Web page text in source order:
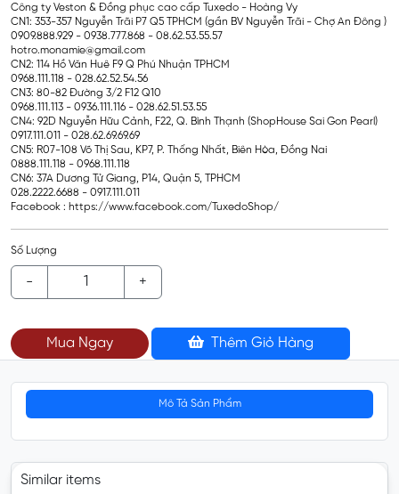
Công ty Veston & Đồng phục cao cấp Tuxedo - Hoàng Vy
CN1: 353-357 Nguyễn Trãi P7 Q5 TPHCM (gần BV Nguyễn Trãi - Chợ An Đông )
0909.888.929 - 0938.777.868 - 08.62.53.55.57
hotro.monamie@gmail.com
CN2: 114 Hồ Văn Huê F9 Q Phú Nhuận TPHCM
0968.111.118 - 028.62.52.54.56
CN3: 80-82 Đường 3/2 F12 Q10
0968.111.113 - 0936.111.116 - 028.62.51.53.55
CN4: 92D Nguyễn Hữu Cảnh, F22, Q. Bình Thạnh (ShopHouse Sai Gon Pearl)
0917.111.011 - 028.62.69.69.69
CN5: R07-108 Võ Thị Sau, KP7, P. Thống Nhất, Biên Hòa, Đồng Nai
0888.111.118 - 0968.111.118
CN6: 37A Dương Tử Giang, P14, Quận 5, TPHCM
028.2222.6688 - 0917.111.011
Facebook : https://www.facebook.com/TuxedoShop/
Số Lượng
- +
Mua Ngay Thêm Giỏ Hàng
Mô Tả Sản Phẩm
Similar items